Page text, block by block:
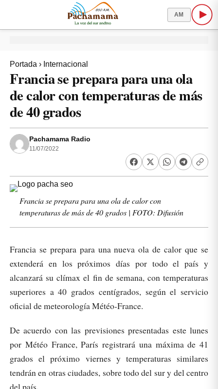
AM
Portada › Internacional
Francia se prepara para una ola
de calor con temperaturas de más
de 40 grados
Pachamama Radio
11/07/2022
Francia se prepara para una ola de calor con
temperaturas de más de 40 grados | FOTO: Difusión
Francia se prepara para una nueva ola de calor que se
extenderá en los próximos días por todo el país y
alcanzará su clímax el fin de semana, con temperaturas
superiores a 40 grados centígrados, según el servicio
oficial de meteorología Météo-France.
De acuerdo con las previsiones presentadas este lunes
por Météo France, París registrará una máxima de 41
grados el próximo viernes y temperaturas similares
tendrán en otras ciudades, sobre todo del sur y del centro
del país.